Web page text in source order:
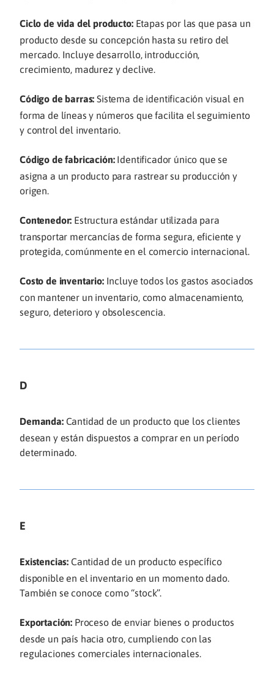
Ciclo de vida del producto:Etapas por las que pasa un
producto desde su concepción hasta su retiro del
mercado. Incluye desarrollo, introducción,
crecimiento, madurez y declive.
Código de barras:Sistema de identificación visual en
forma de líneas y números que facilita el seguimiento
y control del inventario.
Código de fabricación: Identificador único que se
asigna a un producto para rastrear su producción y
origen.
Contenedor: Estructura estándar utilizada para
transportar mercancías de forma segura, eficiente y
protegida, comúnmente en el comercio internacional.
Costo de inventario: Incluye todos los gastos asociados
con mantener un inventario, como almacenamiento,
seguro, deterioro y obsolescencia.
D
Demanda: Cantidad de un producto que los clientes
desean y están dispuestos a comprar en un período
determinado.
E
Existencias: Cantidad de un producto específico
disponible en el inventario en un momento dado.
También se conoce como “stock”.
Exportación: Proceso de enviar bienes o productos
desde un país hacia otro, cumpliendo con las
regulaciones comerciales internacionales.